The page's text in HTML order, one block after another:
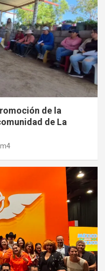
de la
de La